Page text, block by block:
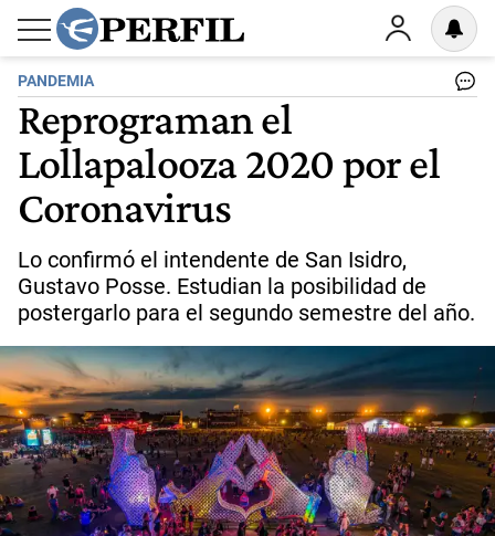
PANDEMIA
Reprograman el
Lollapalooza 2020 por el
Coronavirus
Lo confirmó el intendente de San Isidro,
Gustavo Posse. Estudian la posibilidad de
postergarlo para el segundo semestre del año.